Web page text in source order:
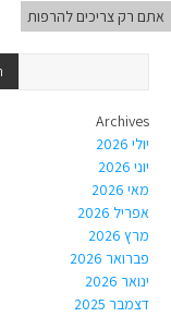
אתם רק צריכים להרפות
Archives
יולי 2026
יוני 2026
מאי 2026
אפריל 2026
מרץ 2026
פברואר 2026
ינואר 2026
דצמבר 2025